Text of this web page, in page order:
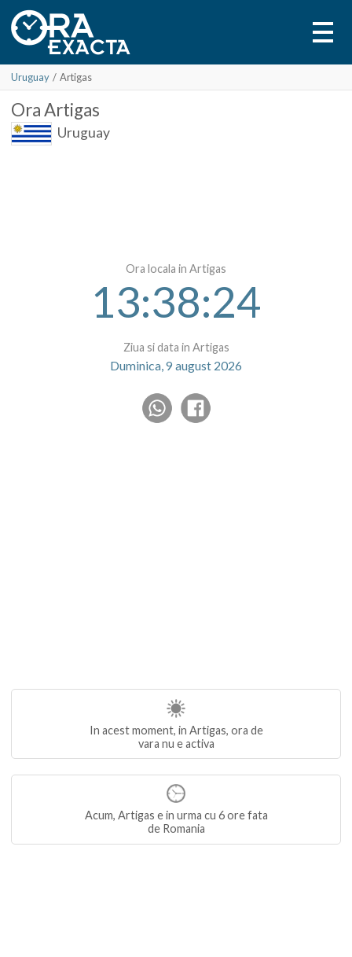
Uruguay / Artigas
OraArtigas
Uruguay
Ora locala in Artigas
13:38:24
Ziua si data in Artigas
Duminica, 9 august 2026
In acest moment, in Artigas, ora de
vara nu e activa
Acum, Artigas e in urma cu 6 ore fata
de Romania